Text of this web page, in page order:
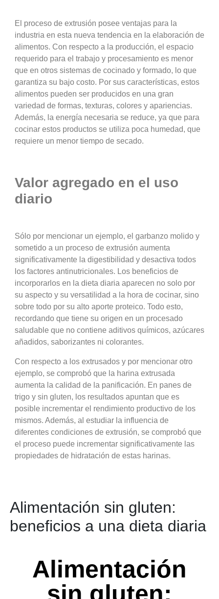
El proceso de extrusión posee ventajas para la
industria en esta nueva tendencia en la elaboración de
alimentos. Con respecto a la producción, el espacio
requerido para el trabajo y procesamiento es menor
que en otros sistemas de cocinado y formado, lo que
garantiza su bajo costo. Por sus características, estos
alimentos pueden ser producidos en una gran
variedad de formas, texturas, colores y apariencias.
Además, la energía necesaria se reduce, ya que para
cocinar estos productos se utiliza poca humedad, que
requiere un menor tiempo de secado.
Valor agregado en el uso
diario
Sólo por mencionar un ejemplo, el garbanzo molido y
sometido a un proceso de extrusión aumenta
significativamente la digestibilidad y desactiva todos
los factores antinutricionales. Los beneficios de
incorporarlos en la dieta diaria aparecen no solo por
su aspecto y su versatilidad a la hora de cocinar, sino
sobre todo por su alto aporte proteico. Todo esto,
recordando que tiene su origen en un procesado
saludable que no contiene aditivos químicos, azúcares
añadidos, saborizantes ni colorantes.
Con respecto a los extrusados y por mencionar otro
ejemplo, se comprobó que la harina extrusada
aumenta la calidad de la panificación. En panes de
trigo y sin gluten, los resultados apuntan que es
posible incrementar el rendimiento productivo de los
mismos. Además, al estudiar la influencia de
diferentes condiciones de extrusión, se comprobó que
el proceso puede incrementar significativamente las
propiedades de hidratación de estas harinas.
Alimentación sin gluten:
beneficios a una dieta diaria
Alimentación